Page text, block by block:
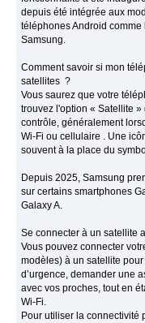
depuis été intégrée aux
téléphones Android
Samsung.
Comment savoir si mon
satellites ?
Vous saurez que votre
trouvez l'option « Satellite
contrôle, généralement
Wi-Fi ou cellulaire . Une
souvent à la place du
Depuis 2025, Samsung
sur certains smartphones
Galaxy A.
Se connecter à un satellite
Vous pouvez connecter
modèles) à un satellite
d’urgence, demander une
avec vos proches, tout en
Wi-Fi.
Pour utiliser la connectivité